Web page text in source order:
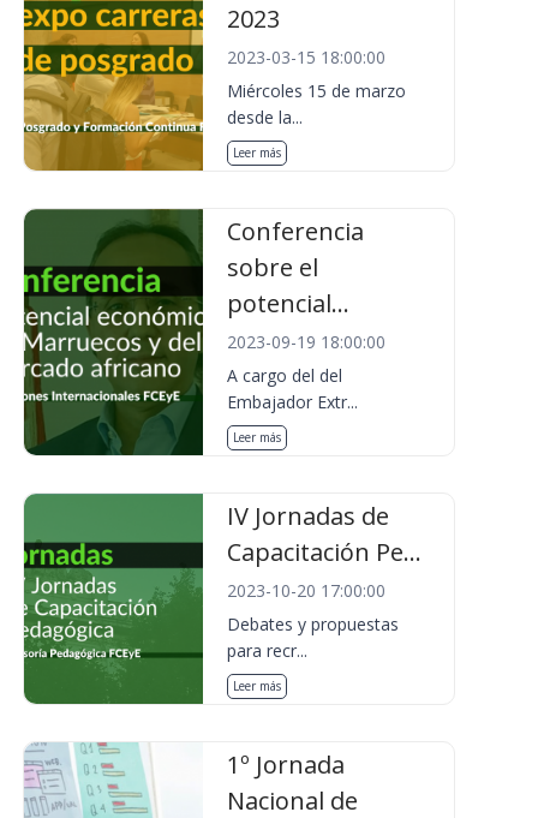
2023
2023-03-15 18:00:00
Miércoles 15 de marzo
desde la...
Leer más
Conferencia
sobre el
potencial...
2023-09-19 18:00:00
A cargo del del
Embajador Extr...
Leer más
IV Jornadas de
Capacitación Pe...
2023-10-20 17:00:00
Debates y propuestas
para recr...
Leer más
1º Jornada
Nacional de